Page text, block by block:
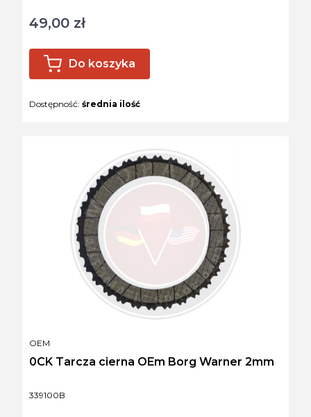
Cena
49,00 zł
Do koszyka
Dostępność: średnia ilość
Kod produktu
339100B
0CK Tarcza cierna OEm Borg Warner 2mm
PRODUCENT
OEM